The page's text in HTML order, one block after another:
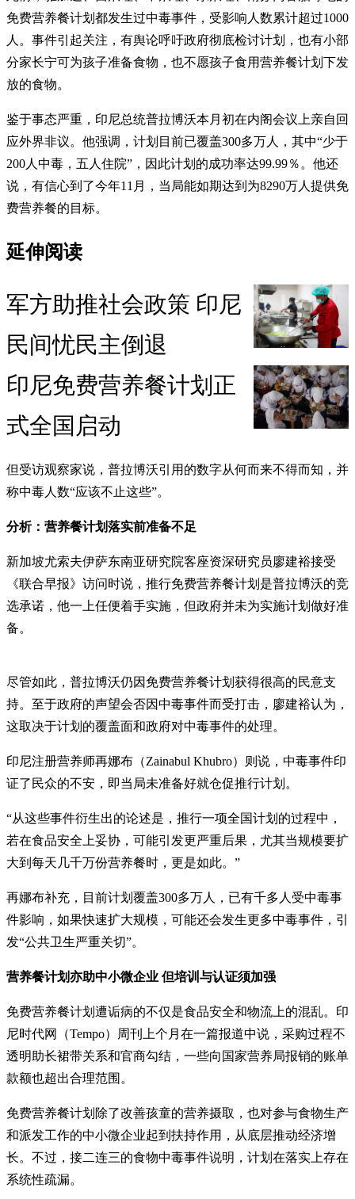
免费营养餐计划都发生过中毒事件，受影响人数累计超过1000
人。事件引起关注，有舆论呼吁政府彻底检讨计划，也有小部
分家长宁可为孩子准备食物，也不愿孩子食用营养餐计划下发
放的食物。
鉴于事态严重，印尼总统普拉博沃本月初在内阁会议上亲自回
应外界非议。他强调，计划目前已覆盖300多万人，其中“少于
200人中毒，五人住院”，因此计划的成功率达99.99％。他还
说，有信心到了今年11月，当局能如期达到为8290万人提供免
费营养餐的目标。
延伸阅读
军方助推社会政策 印尼
民间忧民主倒退
印尼免费营养餐计划正
式全国启动
但受访观察家说，普拉博沃引用的数字从何而来不得而知，并
称中毒人数“应该不止这些”。
分析：营养餐计划落实前准备不足
新加坡尤索夫伊萨东南亚研究院客座资深研究员廖建裕接受
《联合早报》访问时说，推行免费营养餐计划是普拉博沃的竞
选承诺，他一上任便着手实施，但政府并未为实施计划做好准
备。
尽管如此，普拉博沃仍因免费营养餐计划获得很高的民意支
持。至于政府的声望会否因中毒事件而受打击，廖建裕认为，
这取决于计划的覆盖面和政府对中毒事件的处理。
印尼注册营养师再娜布（Zainabul Khubro）则说，中毒事件印
证了民众的不安，即当局未准备好就仓促推行计划。
“从这些事件衍生出的论述是，推行一项全国计划的过程中，
若在食品安全上妥协，可能引发更严重后果，尤其当规模要扩
大到每天几千万份营养餐时，更是如此。”
再娜布补充，目前计划覆盖300多万人，已有千多人受中毒事
件影响，如果快速扩大规模，可能还会发生更多中毒事件，引
发“公共卫生严重关切”。
营养餐计划亦助中小微企业 但培训与认证须加强
免费营养餐计划遭诟病的不仅是食品安全和物流上的混乱。印
尼时代网（Tempo）周刊上个月在一篇报道中说，采购过程不
透明助长裙带关系和官商勾结，一些向国家营养局报销的账单
款额也超出合理范围。
免费营养餐计划除了改善孩童的营养摄取，也对参与食物生产
和派发工作的中小微企业起到扶持作用，从底层推动经济增
长。不过，接二连三的食物中毒事件说明，计划在落实上存在
系统性疏漏。